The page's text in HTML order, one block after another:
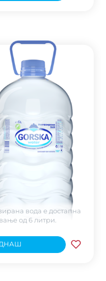
вода е достапна
од 6 литри.